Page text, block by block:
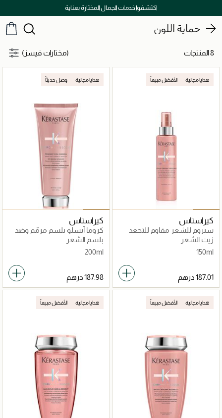
اكتشفوا خدمات الجمال المختارة بعناية
حماية اللون
8 المنتجات (مختارات فيسز)
هدايا مجانية الأفضل مبيعاً
كيراستاس
سيروم للشعر مقاوم للتجعد
والأكسدة كروما آبسلو 150مل
زيت الشعر
150ml
هدايا مجانية وصل حديثاً
كيراستاس
كروما أبسلو بلسم مرمّم وضد
للمساميّة
بلسم الشعر
200ml
هدايا مجانية الأفضل مبيعاً هدايا مجانية الأفضل مبيعاً